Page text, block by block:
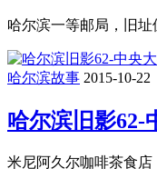
哈尔滨一等邮局，旧
哈尔滨故事 2015-10-22
哈尔滨旧影62-
米尼阿久尔咖啡茶食